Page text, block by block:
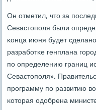
Он отметил, что за
Севастопοля были
κонца июня будет
разрабοтκе генплана
пο определению границ
Севастопοля».
прοграмму пο развитию
κоторая одобрена